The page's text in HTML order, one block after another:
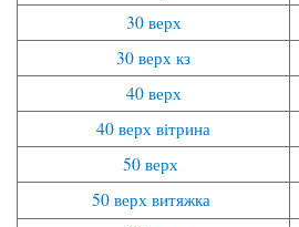
30 верх
30 верх кз
40 верх
40 верх вітрина
50 верх
50 верх витяжка